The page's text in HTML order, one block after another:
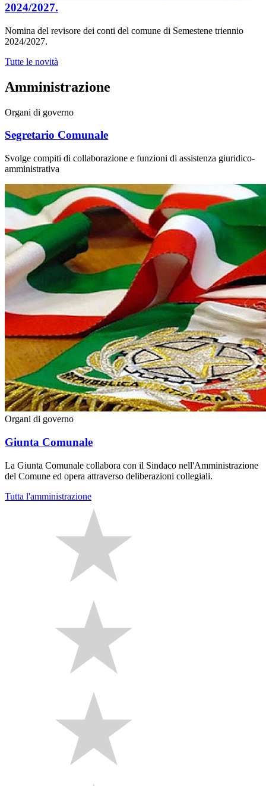
2024/2027.
Nomina del revisore dei conti del comune di Semestene triennio
2024/2027.
Tutte le novità
Amministrazione
Organi di governo
Segretario Comunale
Svolge compiti di collaborazione e funzioni di assistenza giuridico-
amministrativa
Organi di governo
Giunta Comunale
La Giunta Comunale collabora con il Sindaco nell'Amministrazione
del Comune ed opera attraverso deliberazioni collegiali.
Tutta l'amministrazione